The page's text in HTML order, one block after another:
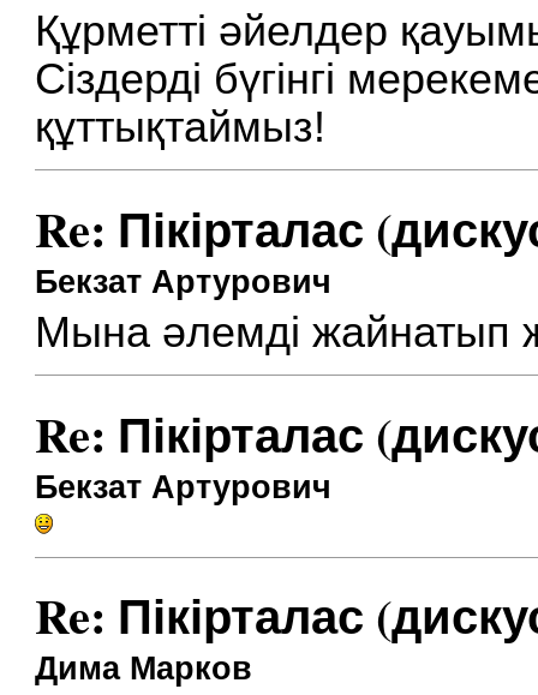
Құрметті әйелдер
Сіздерді бүгінгі
құттықтаймыз!
Re: Пікірталас
Бекзат Артурович
Мына әлемді жайнатып
Re: Пікірталас
Бекзат Артурович
Re: Пікірталас
Дима Марков